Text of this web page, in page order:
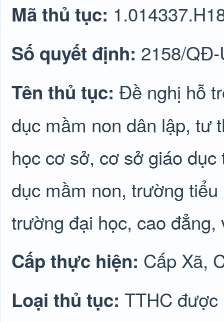
Mã thủ tục:
Số quyết định: 2158/
Tên thủ tục: Đề nghị hỗ
dục mầm non dân lập, tư
học cơ sở, cơ sở giáo
dục mầm non, trường
trường đại học, cao
Cấp thực hiện: Cấp Xã,
Loại thủ tục: TTHC được